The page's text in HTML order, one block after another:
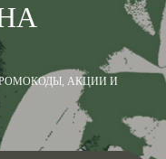
АКЦИИ И